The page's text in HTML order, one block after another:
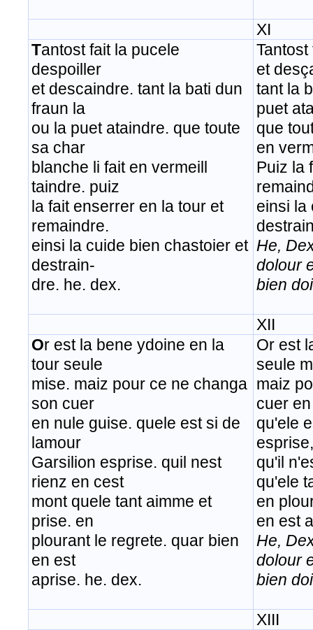
XI
Tantost fait la pucele
despoiller
et descaindre. tant la bati dun
fraun la
ou la puet ataindre. que toute
sa char
blanche li fait en vermeill
taindre. puiz
la fait enserrer en la tour et
remaindre.
einsi la cuide bien chastoier et
destrain-
dre. he. dex.
et
tant la
puet
que
en
Puiz la
einsi la
He,
dolour
bien
XII
Or est la bene ydoine en la
tour seule
mise. maiz pour ce ne changa
son cuer
en nule guise. quele est si de
lamour
Garsilion esprise. quil nest
rienz en cest
mont quele tant aimme et
prise. en
plourant le regrete. quar bien
en est
aprise. he. dex.
Or est
seule
maiz
cuer
qu'ele
esprise,
qu'il
qu'ele
en
en est
He,
dolour
bien
XIII